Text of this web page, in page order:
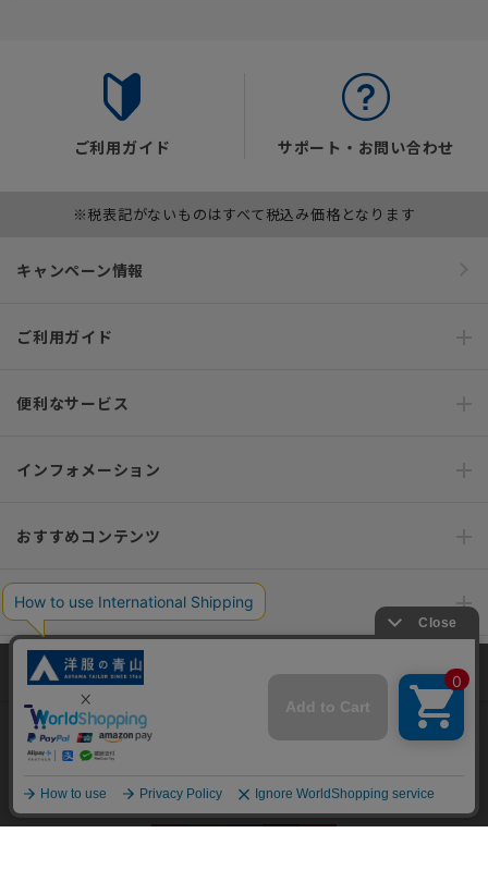
ご利用ガイド サポート・お問い合わせ
※税表記がないものはすべて税込み価格となります
キャンペーン情報
ご利用ガイド
便利なサービス
インフォメーション
おすすめコンテンツ
ポリシー・企業情報
オーダースーツなら SHITATE
OFFICIAL SNS
当サイトでは、快適な閲覧体験とコンテンツ改善のためにCookieを使用
しています。閲覧を続けることで、Cookieの使用に同意したものとみな
します。詳細については
同意して閉じる